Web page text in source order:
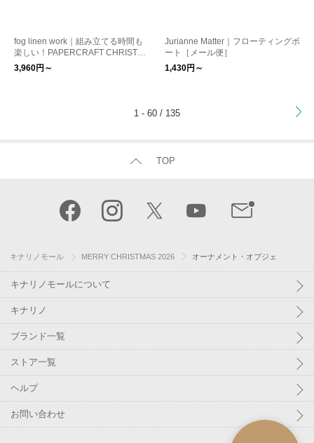
fog linen work｜組み立てる時間も
楽しい！PAPERCRAFT CHRISTM
AS TREE クリスマス kurashisha
3,960円～
Jurianne Matter｜フローティングボ
ート［メール便］
1,430円～
1 - 60 / 135
TOP
キナリノモール MERRY CHRISTMAS 2026 オーナメント・オブジェ
キナリノモールについて
キナリノ
ブランド一覧
ストア一覧
ヘルプ
お問い合わせ